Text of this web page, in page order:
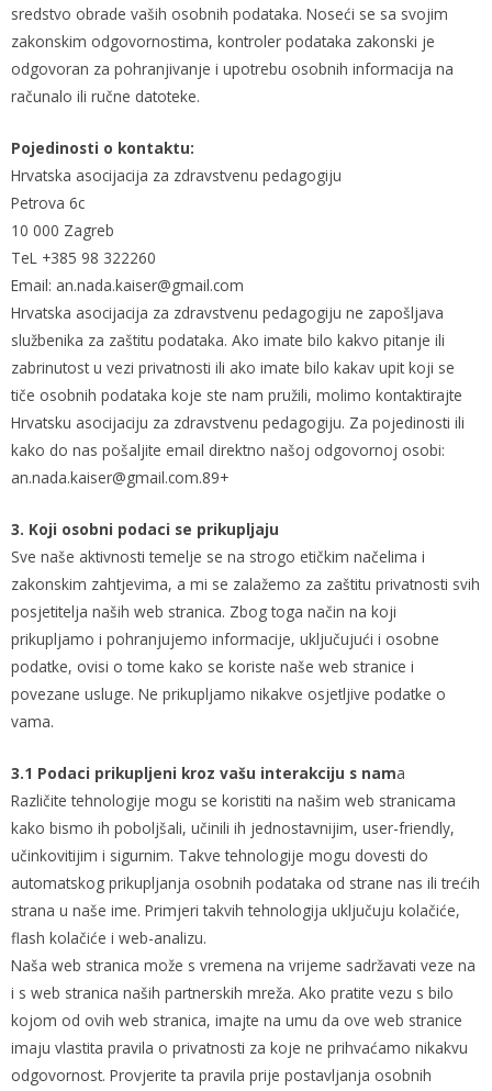
sredstvo obrade vaših osobnih podataka. Noseći se sa svojim
zakonskim odgovornostima, kontroler podataka zakonski je
odgovoran za pohranjivanje i upotrebu osobnih informacija na
računalo ili ručne datoteke.
Pojedinosti o kontaktu:
Hrvatska asocijacija za zdravstvenu pedagogiju
Petrova 6c
10 000 Zagreb
TeL +385 98 322260
Email: an.nada.kaiser@gmail.com
Hrvatska asocijacija za zdravstvenu pedagogiju ne zapošljava
službenika za zaštitu podataka. Ako imate bilo kakvo pitanje ili
zabrinutost u vezi privatnosti ili ako imate bilo kakav upit koji se
tiče osobnih podataka koje ste nam pružili, molimo kontaktirajte
Hrvatsku asocijaciju za zdravstvenu pedagogiju. Za pojedinosti ili
kako do nas pošaljite email direktno našoj odgovornoj osobi:
an.nada.kaiser@gmail.com.89+
3. Koji osobni podaci se prikupljaju
Sve naše aktivnosti temelje se na strogo etičkim načelima i
zakonskim zahtjevima, a mi se zalažemo za zaštitu privatnosti svih
posjetitelja naših web stranica. Zbog toga način na koji
prikupljamo i pohranjujemo informacije, uključujući i osobne
podatke, ovisi o tome kako se koriste naše web stranice i
povezane usluge. Ne prikupljamo nikakve osjetljive podatke o
vama.
3.1 Podaci prikupljeni kroz vašu interakciju s nama
Različite tehnologije mogu se koristiti na našim web stranicama
kako bismo ih poboljšali, učinili ih jednostavnijim, user-friendly,
učinkovitijim i sigurnim. Takve tehnologije mogu dovesti do
automatskog prikupljanja osobnih podataka od strane nas ili trećih
strana u naše ime. Primjeri takvih tehnologija uključuju kolačiće,
flash kolačiće i web-analizu.
Naša web stranica može s vremena na vrijeme sadržavati veze na
i s web stranica naših partnerskih mreža. Ako pratite vezu s bilo
kojom od ovih web stranica, imajte na umu da ove web stranice
imaju vlastita pravila o privatnosti za koje ne prihvaćamo nikakvu
odgovornost. Provjerite ta pravila prije postavljanja osobnih